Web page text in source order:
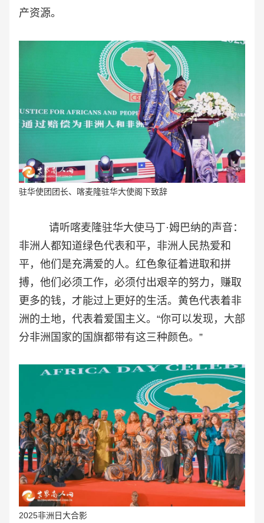
产资源。
驻华使团团长、喀麦隆驻华大使阁下致辞
请听喀麦隆驻华大使马丁·姆巴纳的声音：
非洲人都知道绿色代表和平，非洲人民热爱和
平，他们是充满爱的人。红色象征着进取和拼
搏，他们必须工作，必须付出艰辛的努力，赚取
更多的钱，才能过上更好的生活。黄色代表着非
洲的土地，代表着爱国主义。“你可以发现，大部
分非洲国家的国旗都带有这三种颜色。”
2025非洲日大合影